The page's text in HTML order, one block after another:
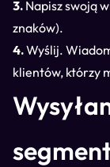
3. Napisz swoją
znaków).
4.Wyślij.
klientów, którzy